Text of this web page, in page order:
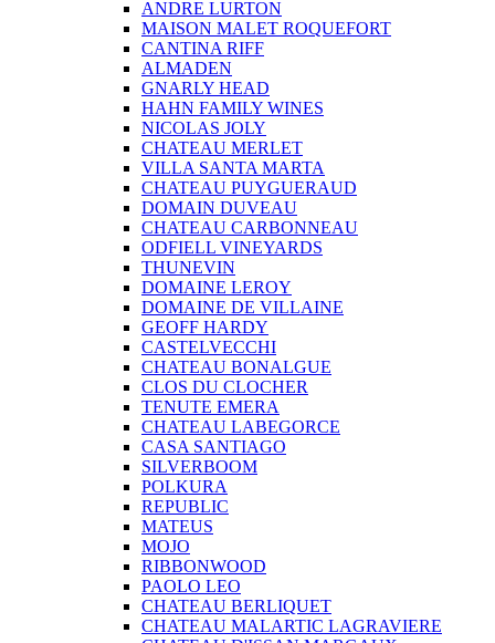
ANDRE LURTON
MAISON MALET ROQUEFORT
CANTINA RIFF
ALMADEN
GNARLY HEAD
HAHN FAMILY WINES
NICOLAS JOLY
CHATEAU MERLET
VILLA SANTA MARTA
CHATEAU PUYGUERAUD
DOMAIN DUVEAU
CHATEAU CARBONNEAU
ODFIELL VINEYARDS
THUNEVIN
DOMAINE LEROY
DOMAINE DE VILLAINE
GEOFF HARDY
CASTELVECCHI
CHATEAU BONALGUE
CLOS DU CLOCHER
TENUTE EMERA
CHATEAU LABEGORCE
CASA SANTIAGO
SILVERBOOM
POLKURA
REPUBLIC
MATEUS
MOJO
RIBBONWOOD
PAOLO LEO
CHATEAU BERLIQUET
CHATEAU MALARTIC LAGRAVIERE